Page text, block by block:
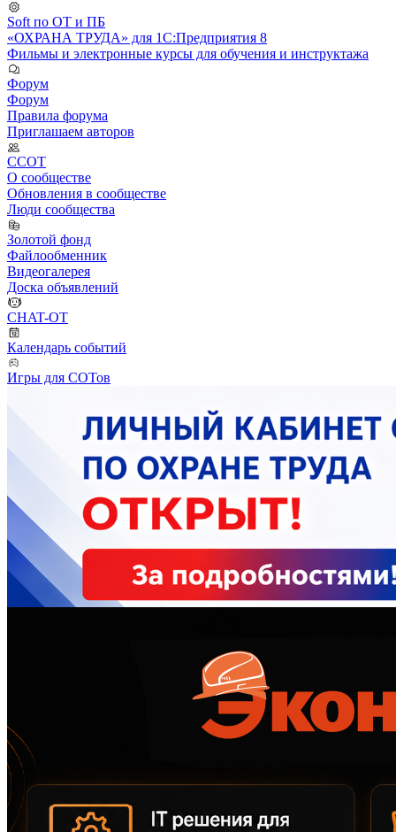
Soft по ОТ и ПБ
«ОХРАНА ТРУДА» для 1С:Предприятия 8
Фильмы и электронные курсы для обучения и инструктажа
Форум
Форум
Правила форума
Приглашаем авторов
ССОТ
О сообществе
Обновления в сообществе
Люди сообщества
Золотой фонд
Файлообменник
Видеогалерея
Доска объявлений
CHAT-OT
Календарь событий
Игры для СОТов